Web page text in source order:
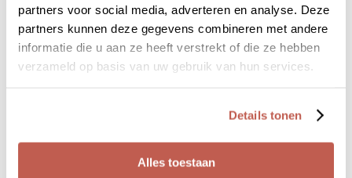
partners voor social media, adverteren en analyse. Deze
partners kunnen deze gegevens combineren met andere
informatie die u aan ze heeft verstrekt of die ze hebben
verzameld op basis van uw gebruik van hun services.
Details tonen
Alles toestaan
verwijderen.
Zie voor een toelichting:
https://veiliginternetten.nl/themes/situatie/cookies-
Op deze website worden ook cookies geplaatst door
sociale media-bedrijven. Hieronder een overzicht: